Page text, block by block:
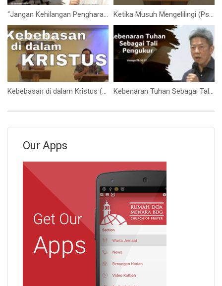
“Jangan Kehilangan Pengharapan” Kis. 27:20-21 (Ibu Elizabeth Mutiara) Ketika Musuh Mengelilingi (Ps. Isaac Gunawan)
Kebebasan di dalam Kristus (Brother Anthony) Kebenaran Tuhan Sebagai Tali Pengukur (Bpk. Hidajat. S)
Our Apps